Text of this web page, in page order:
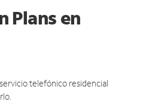
Plans en
telefónico residencial